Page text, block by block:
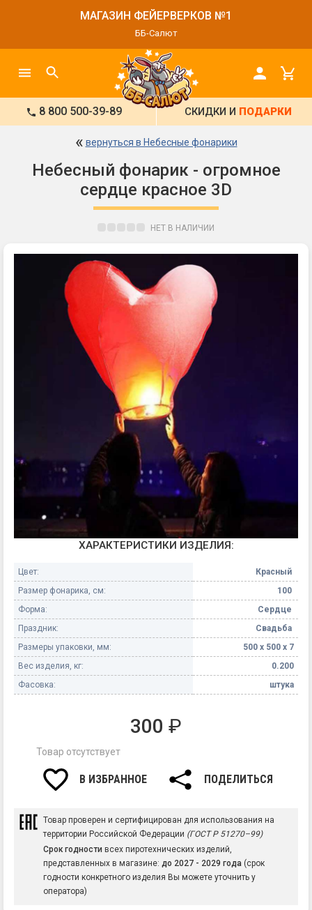
МАГАЗИН ФЕЙЕРВЕРКОВ №1
ББ-Салют
8 800 500-39-89 СКИДКИ И ПОДАРКИ
« вернуться в Небесные фонарики
Небесный фонарик - огромное
сердце красное 3D
НЕТ В НАЛИЧИИ
ХАРАКТЕРИСТИКИ ИЗДЕЛИЯ:
Цвет:
Красный
Размер фонарика, см:
100
Форма:
Сердце
Праздник:
Свадьба
Размеры упаковки, мм:
500 х 500 х 7
Вес изделия, кг:
0.200
Фасовка:
штука
300 ₽
Товар отсутствует
В ИЗБРАННОЕ ПОДЕЛИТЬСЯ
Товар проверен и сертифицирован для использования на
территории Российской Федерации (ГОСТ Р 51270–99)
Срок годности всех пиротехнических изделий,
представленных в магазине: до 2027 - 2029 года (срок
годности конкретного изделия Вы можете уточнить у
оператора)